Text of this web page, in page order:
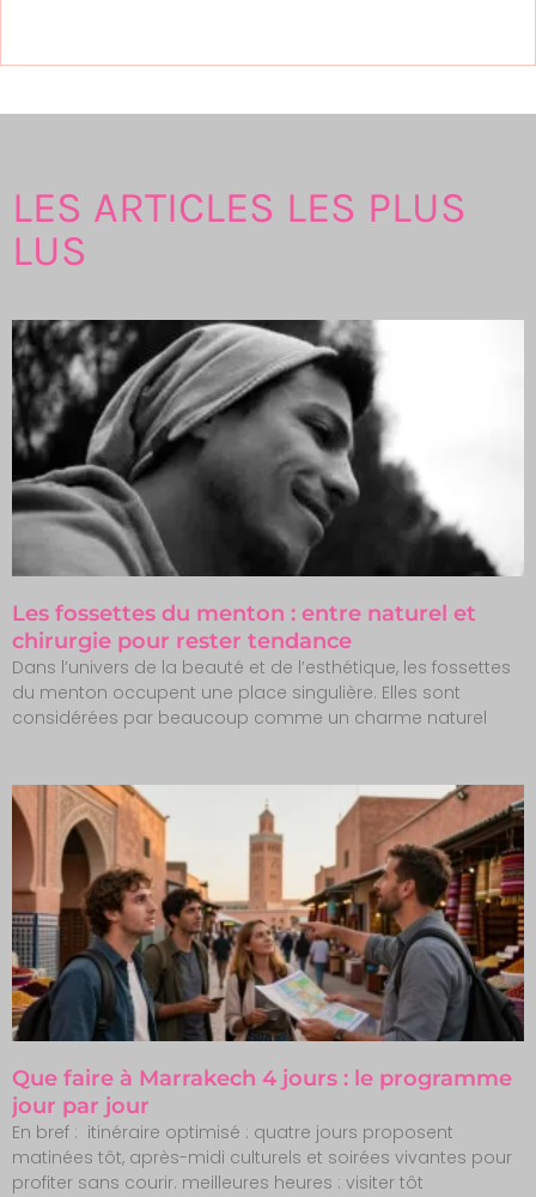
LES ARTICLES LES PLUS
LUS
Les fossettes du menton : entre naturel et
chirurgie pour rester tendance
Dans l’univers de la beauté et de l’esthétique, les fossettes
du menton occupent une place singulière. Elles sont
considérées par beaucoup comme un charme naturel
Que faire à Marrakech 4 jours : le programme
jour par jour
En bref : itinéraire optimisé : quatre jours proposent
matinées tôt, après-midi culturels et soirées vivantes pour
profiter sans courir. meilleures heures : visiter tôt